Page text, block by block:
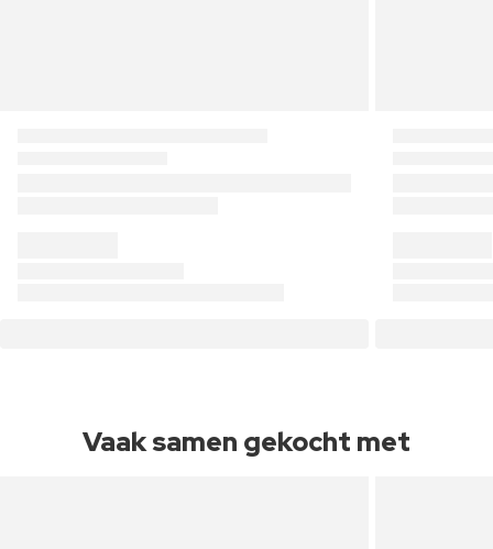
Vaak samen gekocht met